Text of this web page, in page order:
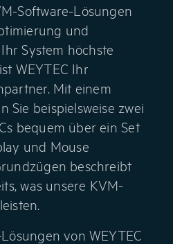
Software-Lösungen
und
System höchste
WEYTEC Ihr
Mit einem
Sie beispielsweise zwei
bequem über ein Set
und Mouse
beschreibt
was unsere KVM-
von WEYTEC